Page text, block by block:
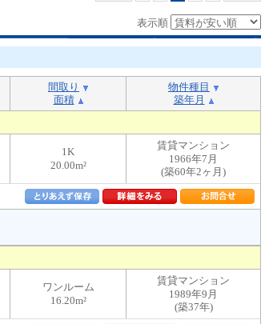
表示順
間取り
面積
物件種目
築年月
1K
20.00m²
賃貸マンション
1966年7月
(築60年2ヶ月)
ワンルーム
16.20m²
賃貸マンション
1989年9月
(築37年)